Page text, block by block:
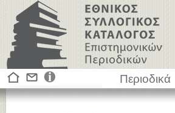
Περιοδικά